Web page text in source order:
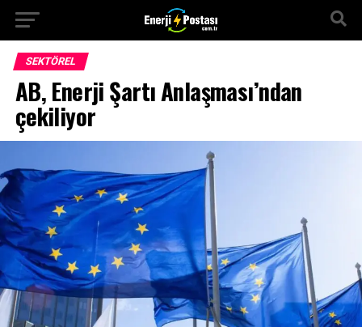
SEKTÖREL
AB, Enerji Şartı Anlaşması’ndan
çekiliyor